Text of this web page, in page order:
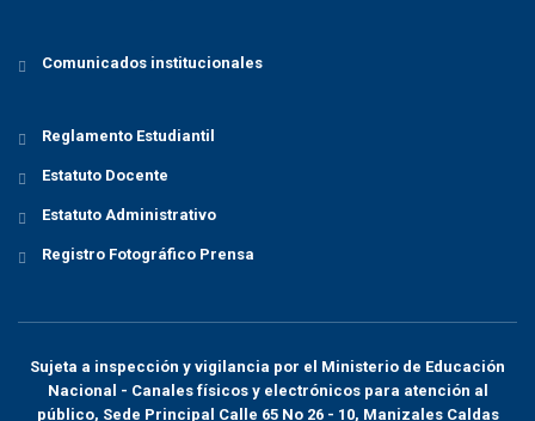
Comunicados institucionales
Reglamento Estudiantil
Estatuto Docente
Estatuto Administrativo
Registro Fotográfico Prensa
Sujeta a inspección y vigilancia por el Ministerio de Educación
Nacional - Canales físicos y electrónicos para atención al
público, Sede Principal Calle 65 No 26 - 10, Manizales Caldas